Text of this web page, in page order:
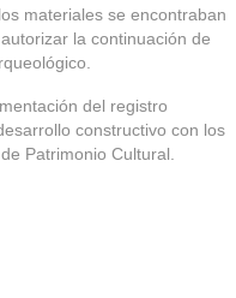
materiales se encontraban
la continuación de
del registro
constructivo con los
Patrimonio Cultural.